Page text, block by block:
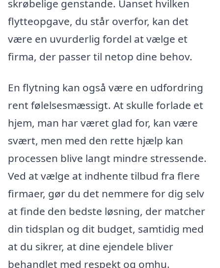
skrøbelige genstande. Uanset hvilken
flytteopgave, du står overfor, kan det
være en uvurderlig fordel at vælge et
firma, der passer til netop dine behov.
En flytning kan også være en udfordring
rent følelsesmæssigt. At skulle forlade et
hjem, man har været glad for, kan være
svært, men med den rette hjælp kan
processen blive langt mindre stressende.
Ved at vælge at indhente tilbud fra flere
firmaer, gør du det nemmere for dig selv
at finde den bedste løsning, der matcher
din tidsplan og dit budget, samtidig med
at du sikrer, at dine ejendele bliver
behandlet med respekt og omhu.